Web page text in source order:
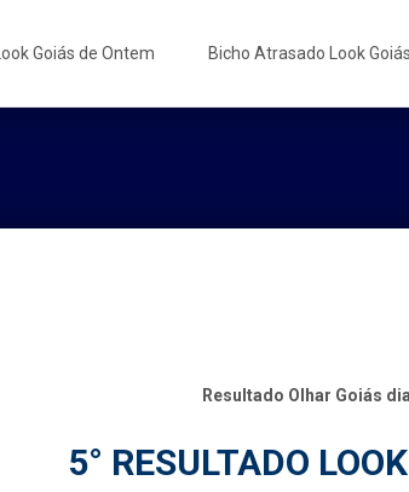
Look Goiás de Ontem Bicho Atrasado Look Goiás
Resultado Olhar Goiás
5° RESULTADO